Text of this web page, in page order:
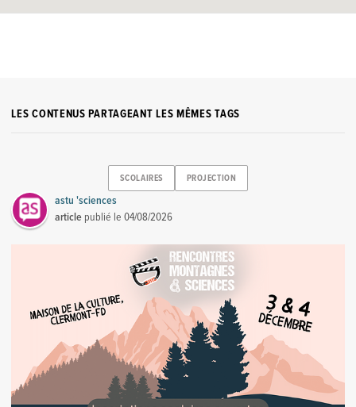
LES CONTENUS PARTAGEANT LES MÊMES TAGS
SCOLAIRES PROJECTION
astu 'sciences
article publié le04/08/2026